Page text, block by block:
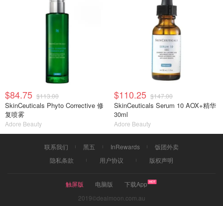
$84.75 $113.00
SkinCeuticals Phyto Corrective 修
复喷雾
Adore Beauty
$110.25 $147.00
SkinCeuticals Serum 10 AOX+精华
30ml
Adore Beauty
联系我们 黑五 InRewards
饭团外卖
隐私条款
用户协议 版权声明
触屏版 电脑版
下载App
2019©dealmoon.com.au